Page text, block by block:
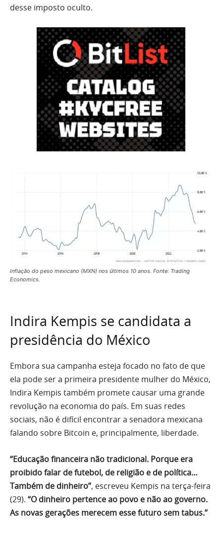
desse imposto oculto.
Inflação do peso mexicano (MXN) nos últimos 10 anos. Fonte: Trading
Economics.
Indira Kempis se candidata a
presidência do México
Embora sua campanha esteja focado no fato de que
ela pode ser a primeira presidente mulher do México,
Indira Kempis também promete causar uma grande
revolução na economia do país. Em suas redes
sociais, não é difícil encontrar a senadora mexicana
falando sobre Bitcoin e, principalmente, liberdade.
“Educação financeira não tradicional. Porque era
proibido falar de futebol, de religião e de política…
Também de dinheiro”, escreveu Kempis na terça-feira
(29). “O dinheiro pertence ao povo e não ao governo.
As novas gerações merecem esse futuro sem tabus.”